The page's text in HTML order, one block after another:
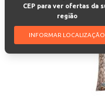
CEP para ver ofertas da
região
INFORMAR LOCALIZAÇÃO